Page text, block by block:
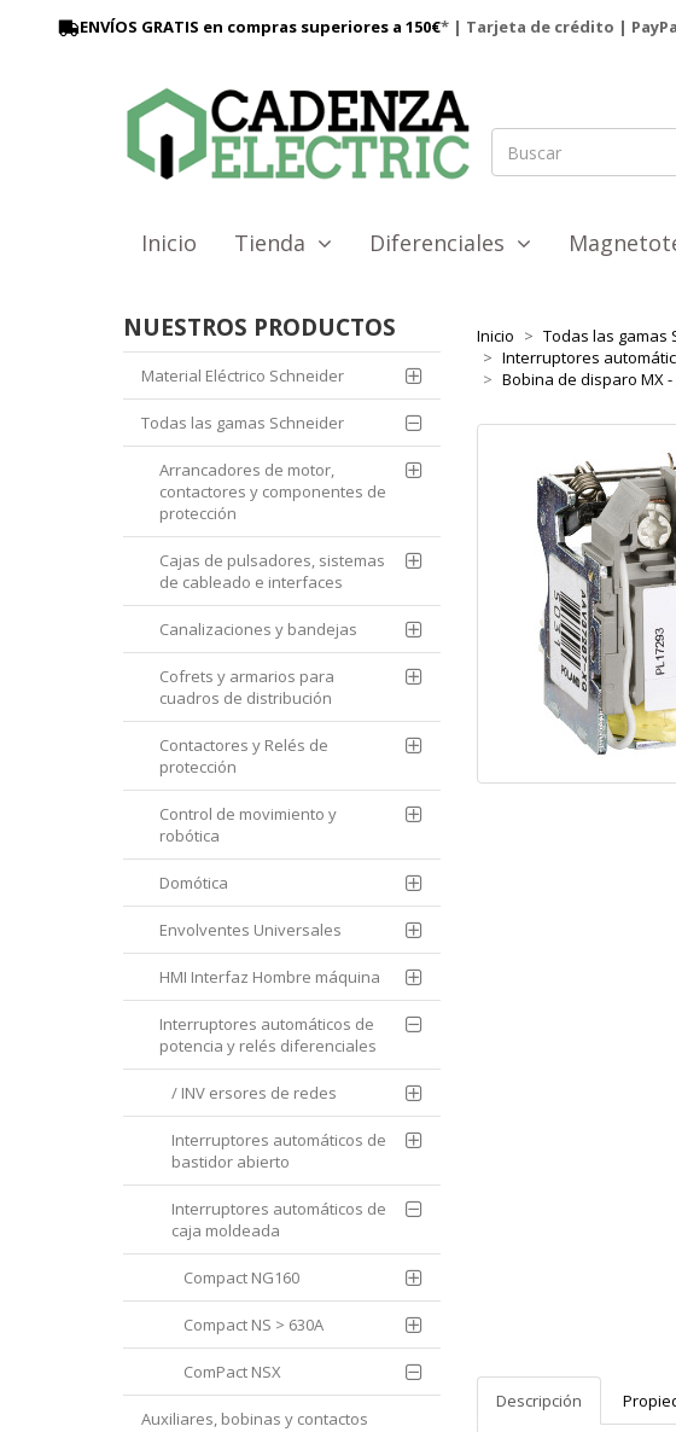
ENVÍOS GRATIS en compras superiores a 150€* | Tarjeta de crédito |
Inicio Tienda Diferenciales
Inicio Todas las gamas
Interruptores
Bobina de disparo MX -
Descripción
NUESTROS PRODUCTOS
Material Eléctrico Schneider
Todas las gamas Schneider
Arrancadores de motor,
contactores y componentes de
protección
Cajas de pulsadores, sistemas
de cableado e interfaces
Canalizaciones y bandejas
Cofrets y armarios para
cuadros de distribución
Contactores y Relés de
protección
Control de movimiento y
robótica
Domótica
Envolventes Universales
HMI Interfaz Hombre máquina
Interruptores automáticos de
potencia y relés diferenciales
/ INV ersores de redes
Interruptores automáticos de
bastidor abierto
Interruptores automáticos de
caja moldeada
Compact NG160
Compact NS > 630A
ComPact NSX
Auxiliares, bobinas y contactos